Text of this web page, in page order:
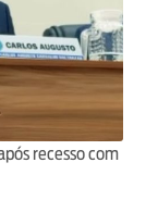
recesso com